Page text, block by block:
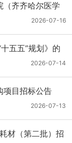
（齐齐哈尔医学
用耗材招标公告
2026-07-16
五五”规划》的
2026-07-14
项目招标公告
2026-07-13
材（第二批）招